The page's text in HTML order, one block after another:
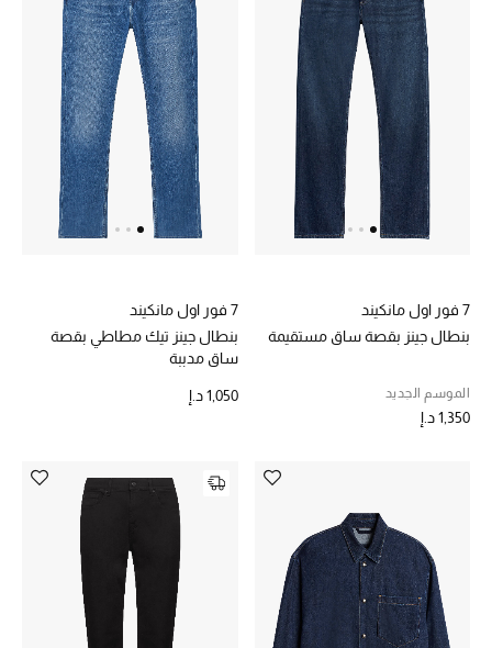
النساء
عرض جميع المنتجات
خصومات
ما وصلنا حديثاً
ركن أناقة المنتجعات
جميع إصدارتنا النسائية
الحب للمحلي
الملابس الرياضية النسائية
تشكيلة الأعراس
7 فور اول مانكيند
بنطال جينز بقصة ساق مستقيمة
الموسم الجديد
1,350 د.إ
7 فور اول مانكيند
بنطال جينز تيك مطاطي بقصة
ساق مدببة
1,050 د.إ